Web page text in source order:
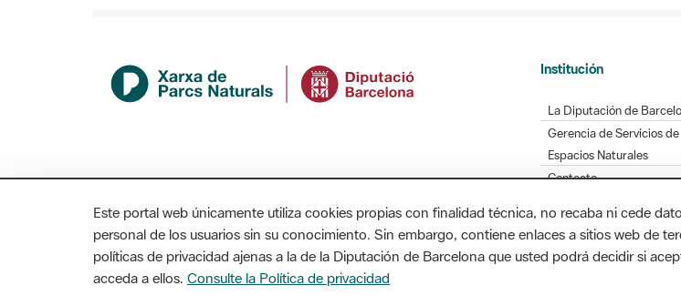
Institución
La Diputación de
Gerencia de Servicios de
Espacios Naturales
Contacto
Diputación de
Este portal web únicamente utiliza cookies propias con finalidad técnica, no recaba ni cede
personal de los usuarios sin su conocimiento. Sin embargo, contiene enlaces a sitios web de
políticas de privacidad ajenas a la de la Diputación de Barcelona que usted podrá decidir si
acceda a ellos. Consulte la Política de privacidad